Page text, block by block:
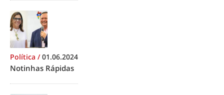
Política /01.06.2024
Notinhas Rápidas